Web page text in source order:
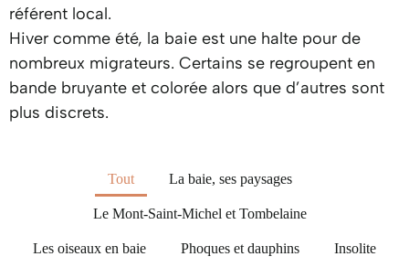
référent local.
Hiver comme été, la baie est une halte pour de
nombreux migrateurs. Certains se regroupent en
bande bruyante et colorée alors que d’autres sont
plus discrets.
Tout La baie, ses paysages
Le Mont-Saint-Michel et Tombelaine
Les oiseaux en baie Phoques et dauphins Insolite